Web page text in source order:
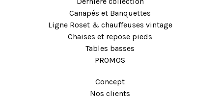
Canapés et Banquettes
Ligne Roset & chauffeuses vintage
Chaises et repose pieds
Tables basses
PROMOS
Concept
Nos clients